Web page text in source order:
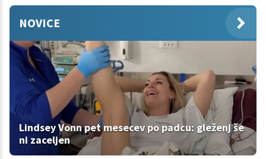
NOVICE
Lindsey Vonn pet mesecev po padcu: gleženj še
ni zaceljen